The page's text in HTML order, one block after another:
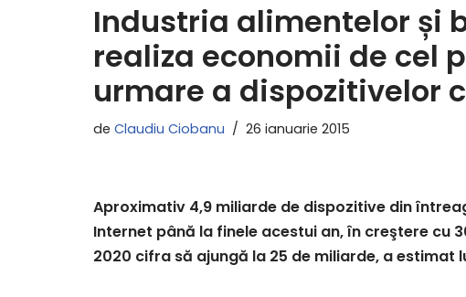
Industria alimentelor și
realiza economii de cel
urmare a dispozitivelor
de Claudiu Ciobanu 26 ianuarie 2015
Aproximativ 4,9 miliarde de dispozitive din
Internet până la finele acestui an, în creştere cu
2020 cifra să ajungă la 25 de miliarde, a estimat